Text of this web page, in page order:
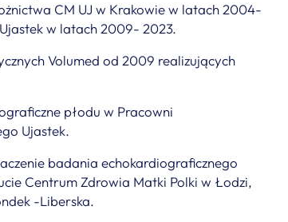
CM UJ w Krakowie w latach 2004-
w latach 2009- 2023.
Volumed od 2009 realizujących
płodu w Pracowni
Ujastek.
badania echokardiograficznego
Centrum Zdrowia Matki Polki w Łodzi,
-Liberska.